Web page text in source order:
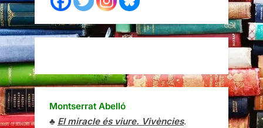
Montserrat Abelló
♣ El miracle és viure. Vivències.